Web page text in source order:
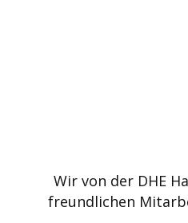
Wir von der DHE
freundlichen